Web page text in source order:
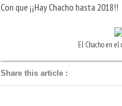
Con que ¡¡Hay Chacho hasta 2018!!
El Chacho en el
Share this article :